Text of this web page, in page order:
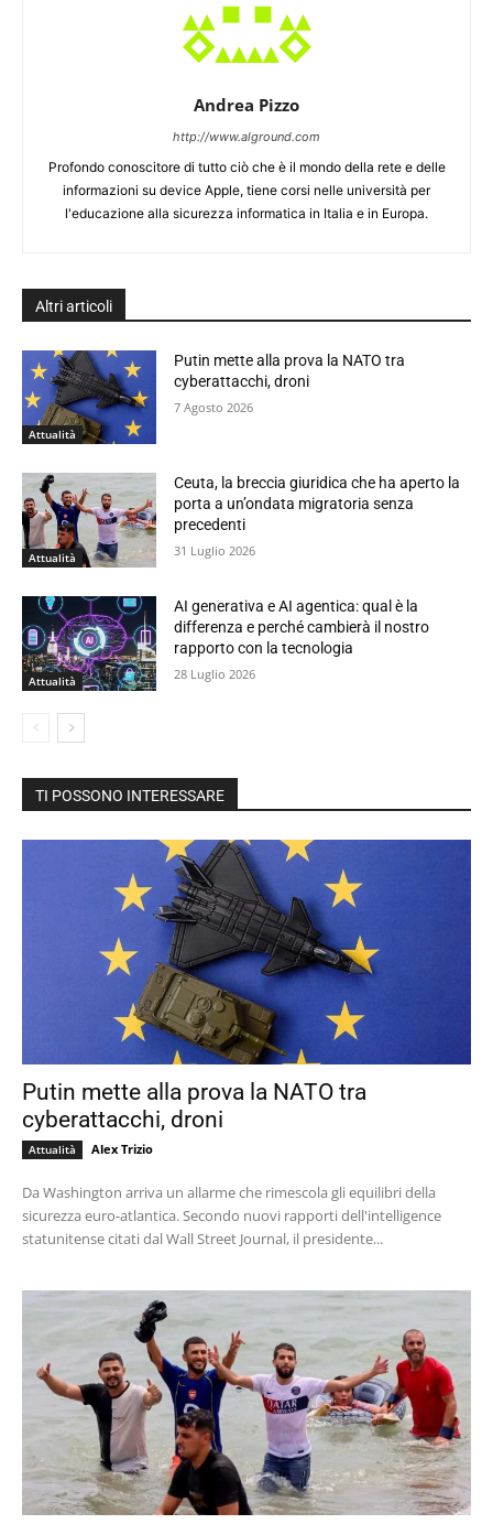
Andrea Pizzo
http://www.alground.com
Profondo conoscitore di tutto ciò che è il mondo della rete e delle
informazioni su device Apple, tiene corsi nelle università per
l'educazione alla sicurezza informatica in Italia e in Europa.
Altri articoli
Attualità
Putin mette alla prova la NATO tra
cyberattacchi, droni
7 Agosto 2026
Attualità
Ceuta, la breccia giuridica che ha aperto la
porta a un’ondata migratoria senza
precedenti
31 Luglio 2026
Attualità
AI generativa e AI agentica: qual è la
differenza e perché cambierà il nostro
rapporto con la tecnologia
28 Luglio 2026
TI POSSONO INTERESSARE
Putin mette alla prova la NATO tra
cyberattacchi, droni
Attualità Alex Trizio
Da Washington arriva un allarme che rimescola gli equilibri della
sicurezza euro-atlantica. Secondo nuovi rapporti dell'intelligence
statunitense citati dal Wall Street Journal, il presidente...